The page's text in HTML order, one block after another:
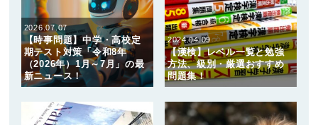
2026.07.07
【時事問題】中学・高校定
期テスト対策「令和8年
（2026年）1月～7月」の最
新ニュース！
2024.04.09
【漢検】レベル一覧と勉強
方法、級別・厳選おすすめ
問題集！